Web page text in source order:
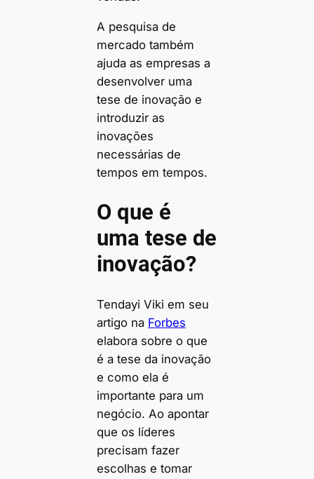
A pesquisa de
mercado também
ajuda as empresas a
desenvolver uma
tese de inovação e
introduzir as
inovações
necessárias de
tempos em tempos.
O que é
uma tese de
inovação?
Tendayi Viki em seu
artigo na Forbes
elabora sobre o que
é a tese da inovação
e como ela é
importante para um
negócio. Ao apontar
que os líderes
precisam fazer
escolhas e tomar